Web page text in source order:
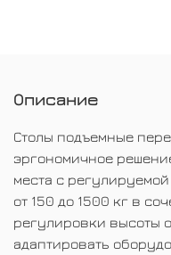
Описание
Столы подъемные
эргономичное
места с
от 150 до 1500 кг в
регулировки высоты
адаптировать